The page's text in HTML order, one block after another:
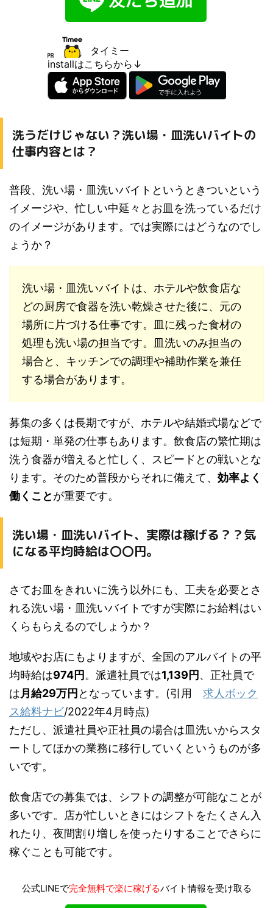
タイミー
installはこちらから↓
洗うだけじゃない？洗い場・皿洗いバイトの
仕事内容とは？
普段、洗い場・皿洗いバイトというときついという
イメージや、忙しい中延々とお皿を洗っているだけ
のイメージがあります。では実際にはどうなのでし
ょうか？
洗い場・皿洗いバイトは、ホテルや飲食店な
どの厨房で食器を洗い乾燥させた後に、元の
場所に片づける仕事です。皿に残った食材の
処理も洗い場の担当です。皿洗いのみ担当の
場合と、キッチンでの調理や補助作業を兼任
する場合があります。
募集の多くは長期ですが、ホテルや結婚式場などで
は短期・単発の仕事もあります。飲食店の繁忙期は
洗う食器が増えると忙しく、スピードとの戦いとな
ります。そのため普段からそれに備えて、 効率よく
働くことが重要です。
洗い場・皿洗いバイト、実際は稼げる？？気
になる平均時給は〇〇円。
さてお皿をきれいに洗う以外にも、工夫を必要とさ
れる洗い場・皿洗いバイトですが実際にお給料はい
くらもらえるのでしょうか？
地域やお店にもよりますが、全国のアルバイトの平
均時給は974円 。派遣社員では1,139円 、正社員で
は月給29万円 となっています。(引用 求人ボック
ス給料ナビ/2022年4月時点)
ただし、派遣社員や正社員の場合は皿洗いからスタ
ートしてほかの業務に移行していくというものが多
いです。
飲食店での募集では、シフトの調整が可能なことが
多いです。店が忙しいときにはシフトをたくさん入
れたり、夜間割り増しを使ったりすることでさらに
稼ぐことも可能です。
公式LINEで完全無料で楽に稼げるバイト情報を受け取る